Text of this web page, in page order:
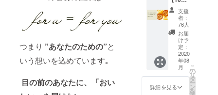
つまり ”あなたのための”と
いう想いを込めています｡
目の前のあなたに、「おい
入り】
バリス
タ厳選
コー
ヒー
【150g
】(豆or
粉) 感謝
のメッ
セージ
※送料を
含む
支援
者：
76人
お届
け予
定：
2020
年08
月
詳細を見る
こ
の
リ
タ
ー
ン
を